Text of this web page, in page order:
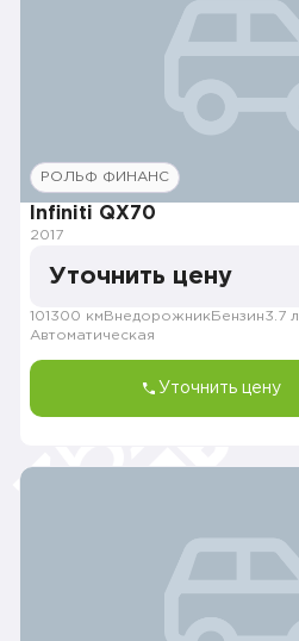
РОЛЬФ ФИНАНС
Infiniti QX70
2017
Уточнить цену
101300 км Внедорожник Бензин3.7 л.
Автоматическая
Уточнить цену